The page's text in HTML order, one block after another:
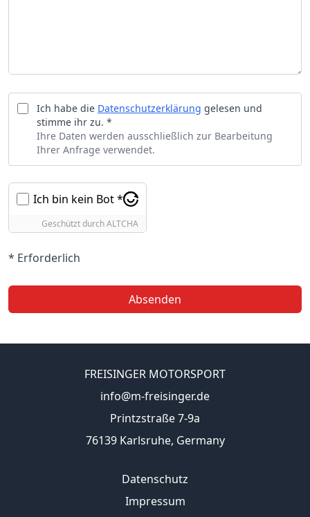
Ich habe die Datenschutzerklärung gelesen und
stimme ihr zu. *
Ihre Daten werden ausschließlich zur Bearbeitung
Ihrer Anfrage verwendet.
Ich bin kein Bot *
Geschützt durchALTCHA
* Erforderlich
Absenden
FREISINGER MOTORSPORT
info@m-freisinger.de
Printzstraße 7-9a
76139 Karlsruhe, Germany
Datenschutz
Impressum